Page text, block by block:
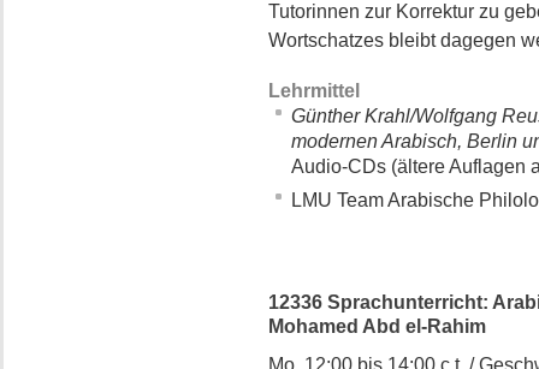
Tutorinnen zur Korrektur zu
Wortschatzes bleibt dagegen
Lehrmittel
Günther Krahl/Wolfgang
modernen Arabisch, Berlin
Audio-CDs (ältere Auflagen
LMU Team Arabische
12336 Sprachunterricht:
Mohamed Abd el-Rahim
Mo. 12:00 bis 14:00 c.t. /